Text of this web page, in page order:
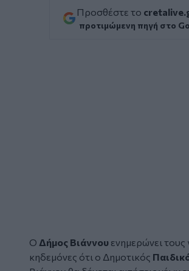
Προσθέστε το
προτιμώμενη πηγή στο
Ο Δήμος Βιάννου ενημερώνει τους
κηδεμόνες ότι ο Δημοτικός